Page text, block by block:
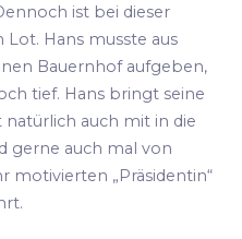
ist bei dieser
Hans musste aus
Bauernhof aufgeben,
tief. Hans bringt seine
auch mit in die
gerne auch mal von
motivierten „Präsidentin“